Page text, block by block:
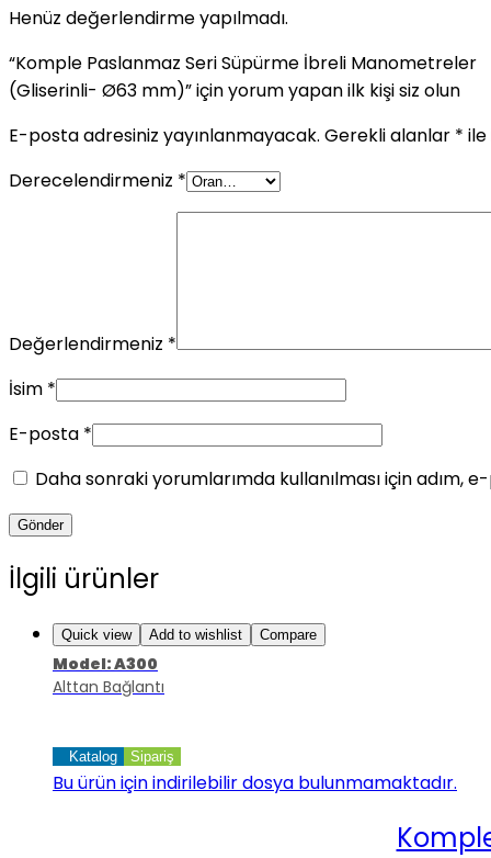
Henüz değerlendirme yapılmadı.
“Komple Paslanmaz Seri Süpürme İbreli Manometreler
(Gliserinli- Ø63 mm)” için yorum yapan ilk kişi siz olun
E-posta adresiniz yayınlanmayacak. Gerekli alanlar *
Derecelendirmeniz *
Değerlendirmeniz *
İsim *
E-posta *
Daha sonraki yorumlarımda kullanılması için adım,
İlgili ürünler
Quick view Add to wishlist Compare
Model: A300
Alttan Bağlantı
Katalog Sipariş
Bu ürün için indirilebilir dosya bulunmamaktadır.